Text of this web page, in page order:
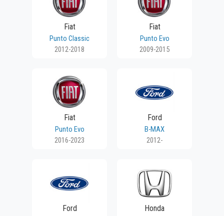
Fiat
Punto Classic
2012-2018
Fiat
Punto Evo
2009-2015
Fiat
Punto Evo
2016-2023
Ford
B-MAX
2012-
Ford Honda